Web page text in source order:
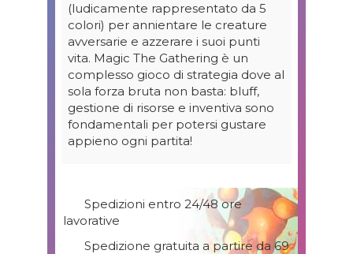
Spedizioni entro 24/48 ore
lavorative
Spedizione gratuita a partire da 69
(ludicamente rappresentato da 5
colori) per annientare le creature
avversarie e azzerare i suoi punti
vita. Magic The Gathering è un
complesso gioco di strategia dove al
sola forza bruta non basta: bluff,
gestione di risorse e inventiva sono
fondamentali per potersi gustare
appieno ogni partita!